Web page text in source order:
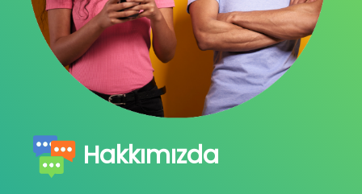
Hakkımızda